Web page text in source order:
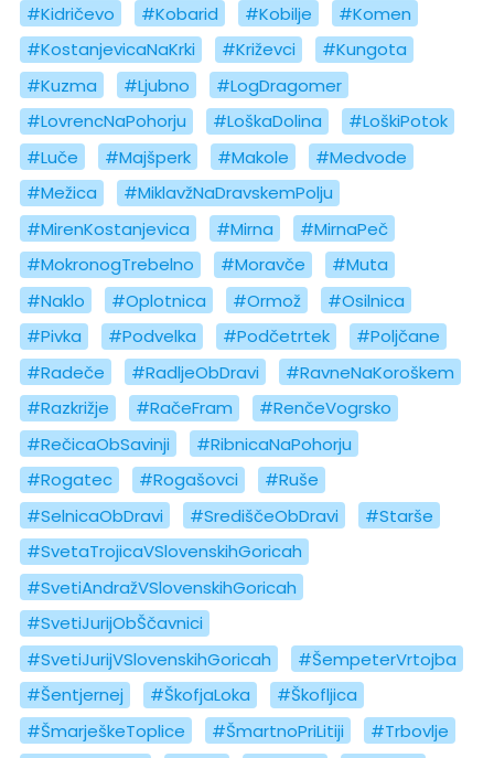
#Kidričevo
#Kobarid #Kobilje
#Komen
#KostanjevicaNaKrki
#Križevci
#Kungota
#Kuzma
#Ljubno
#LogDragomer
#LovrencNaPohorju
#LoškaDolina
#LoškiPotok
#Luče
#Majšperk #Makole
#Medvode
#Mežica
#MiklavžNaDravskemPolju
#MirenKostanjevica
#Mirna
#MirnaPeč
#MokronogTrebelno
#Moravče
#Muta
#Naklo
#Oplotnica #Ormož
#Osilnica
#Pivka
#Podvelka #Podčetrtek
#Poljčane
#Radeče
#RadljeObDravi
#RavneNaKoroškem
#Razkrižje
#RačeFram
#RenčeVogrsko
#RečicaObSavinji
#RibnicaNaPohorju
#Rogatec
#Rogašovci
#Ruše
#SelnicaObDravi
#SrediščeObDravi
#Starše
#SvetaTrojicaVSlovenskihGoricah
#SvetiAndražVSlovenskihGoricah
#SvetiJurijObŠčavnici
#SvetiJurijVSlovenskihGoricah
#ŠempeterVrtojba
#Šentjernej
#ŠkofjaLoka
#Škofljica
#ŠmarješkeToplice
#ŠmartnoPriLitiji
#Trbovlje